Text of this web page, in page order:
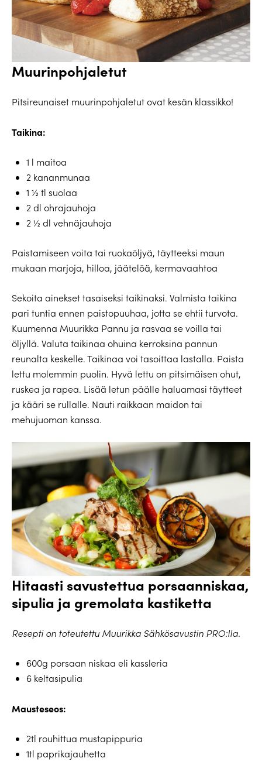
Muurinpohjaletut
Pitsireunaiset muurinpohjaletut ovat kesän klassikko!
Taikina:
1 l maitoa
2 kananmunaa
1 ½ tl suolaa
2 dl ohrajauhoja
2 ½ dl vehnäjauhoja
Paistamiseen voita tai ruokaöljyä, täytteeksi maun
mukaan marjoja, hilloa, jäätelöä, kermavaahtoa
Sekoita ainekset tasaiseksi taikinaksi. Valmista taikina
pari tuntia ennen paistopuuhaa, jotta se ehtii turvota.
Kuumenna Muurikka Pannu ja rasvaa se voilla tai
öljyllä. Valuta taikinaa ohuina kerroksina pannun
reunalta keskelle. Taikinaa voi tasoittaa lastalla. Paista
lettu molemmin puolin. Hyvä lettu on pitsimäisen ohut,
ruskea ja rapea. Lisää letun päälle haluamasi täytteet
ja kääri se rullalle. Nauti raikkaan maidon tai
mehujuoman kanssa.
Hitaasti savustettua porsaanniskaa,
sipulia ja gremolata kastiketta
Resepti on toteutettu Muurikka Sähkösavustin PRO:lla.
600g porsaan niskaa eli kassleria
6 keltasipulia
Mausteseos:
2tl rouhittua mustapippuria
1tl paprikajauhetta